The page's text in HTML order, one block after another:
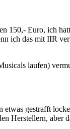
150,- Euro, ich
ich das mit IIR
laufen)
gestrafft
Herstellern, aber